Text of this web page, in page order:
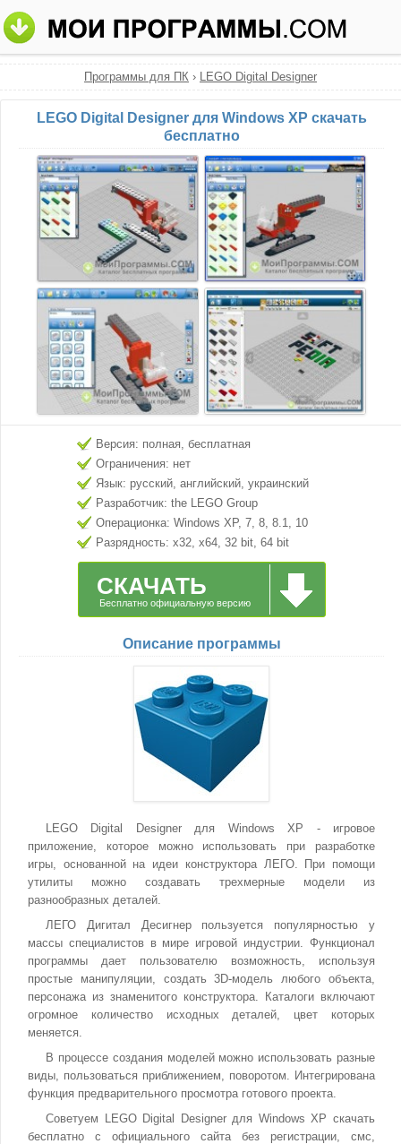
Программы для ПК › LEGO Digital Designer
LEGO Digital Designer для Windows XP скачать
бесплатно
Версия: полная, бесплатная
Ограничения: нет
Язык: русский, английский, украинский
Разработчик: the LEGO Group
Операционка: Windows XP, 7, 8, 8.1, 10
Разрядность: x32, x64, 32 bit, 64 bit
СКАЧАТЬ
Бесплатно официальную версию
Описание программы
LEGO Digital Designer для Windows XP - игровое
приложение, которое можно использовать при разработке
игры, основанной на идеи конструктора ЛЕГО. При помощи
утилиты можно создавать трехмерные модели из
разнообразных деталей.
ЛЕГО Дигитал Десигнер пользуется популярностью у
массы специалистов в мире игровой индустрии. Функционал
программы дает пользователю возможность, используя
простые манипуляции, создать 3D-модель любого объекта,
персонажа из знаменитого конструктора. Каталоги включают
огромное количество исходных деталей, цвет которых
меняется.
В процессе создания моделей можно использовать разные
виды, пользоваться приближением, поворотом. Интегрирована
функция предварительного просмотра готового проекта.
Советуем LEGO Digital Designer для Windows XP скачать
бесплатно с официального сайта без регистрации, смс,